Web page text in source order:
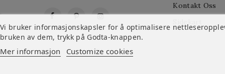
FacebookPinterestInstagram
Kontakt Oss
Vi bruker informasjonskapsler for å optimalisere
bruken av dem, trykk på Godta-knappen.
Mer informasjon Customize cookies